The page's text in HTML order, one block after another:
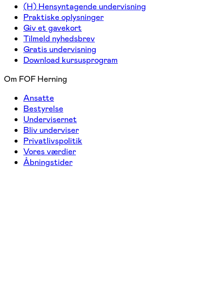
(H) Hensyntagende undervisning
Praktiske oplysninger
Giv et gavekort
Tilmeld nyhedsbrev
Gratis undervisning
Download kursusprogram
Om FOF Herning
Ansatte
Bestyrelse
Undervisernet
Bliv underviser
Privatlivspolitik
Vores værdier
Åbningstider